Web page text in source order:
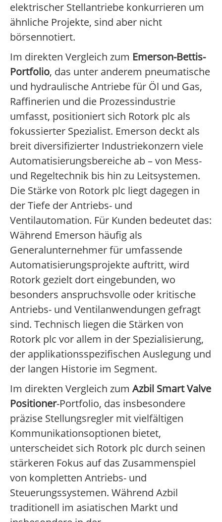
elektrischer Stellantriebe konkurrieren um
ähnliche Projekte, sind aber nicht
börsennotiert.
Im direkten Vergleich zum Emerson-Bettis-
Portfolio, das unter anderem pneumatische
und hydraulische Antriebe für Öl und Gas,
Raffinerien und die Prozessindustrie
umfasst, positioniert sich Rotork plc als
fokussierter Spezialist. Emerson deckt als
breit diversifizierter Industriekonzern viele
Automatisierungsbereiche ab – von Mess-
und Regeltechnik bis hin zu Leitsystemen.
Die Stärke von Rotork plc liegt dagegen in
der Tiefe der Antriebs- und
Ventilautomation. Für Kunden bedeutet das:
Während Emerson häufig als
Generalunternehmer für umfassende
Automatisierungsprojekte auftritt, wird
Rotork gezielt dort eingebunden, wo
besonders anspruchsvolle oder kritische
Antriebs- und Ventilanwendungen gefragt
sind. Technisch liegen die Stärken von
Rotork plc vor allem in der Spezialisierung,
der applikationsspezifischen Auslegung und
der langen Historie im Segment.
Im direkten Vergleich zum Azbil Smart Valve
Positioner-Portfolio, das insbesondere
präzise Stellungsregler mit vielfältigen
Kommunikationsoptionen bietet,
unterscheidet sich Rotork plc durch seinen
stärkeren Fokus auf das Zusammenspiel
von kompletten Antriebs- und
Steuerungssystemen. Während Azbil
traditionell im asiatischen Markt und